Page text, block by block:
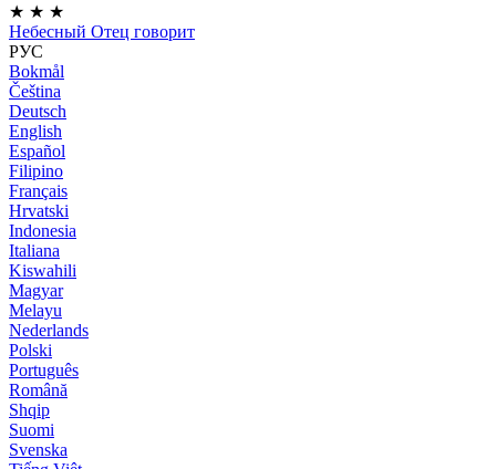
★ ★ ★
Небесный Отец говорит
РУС
Bokmål
Čeština
Deutsch
English
Español
Filipino
Français
Hrvatski
Indonesia
Italiana
Kiswahili
Magyar
Melayu
Nederlands
Polski
Português
Română
Shqip
Suomi
Svenska